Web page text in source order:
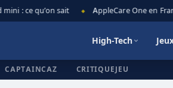
: ce qu’on sait AppleCare One en
High-Tech
CAPTAINCAZ CRITIQUEJEU